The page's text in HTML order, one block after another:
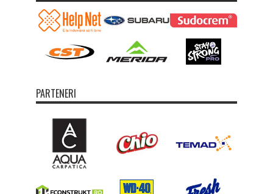
PARTENERI